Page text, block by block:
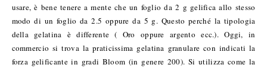
usare, è bene tenere a mente che un foglio da 2 g gelifica allo stesso
modo di un foglio da 2.5 oppure da 5 g. Questo perché la tipologia
della gelatina è differente ( Oro oppure argento ecc.). Oggi, in
commercio si trova la praticissima gelatina granulare con indicati la
forza gelificante in gradi Bloom (in genere 200). Si utilizza come la